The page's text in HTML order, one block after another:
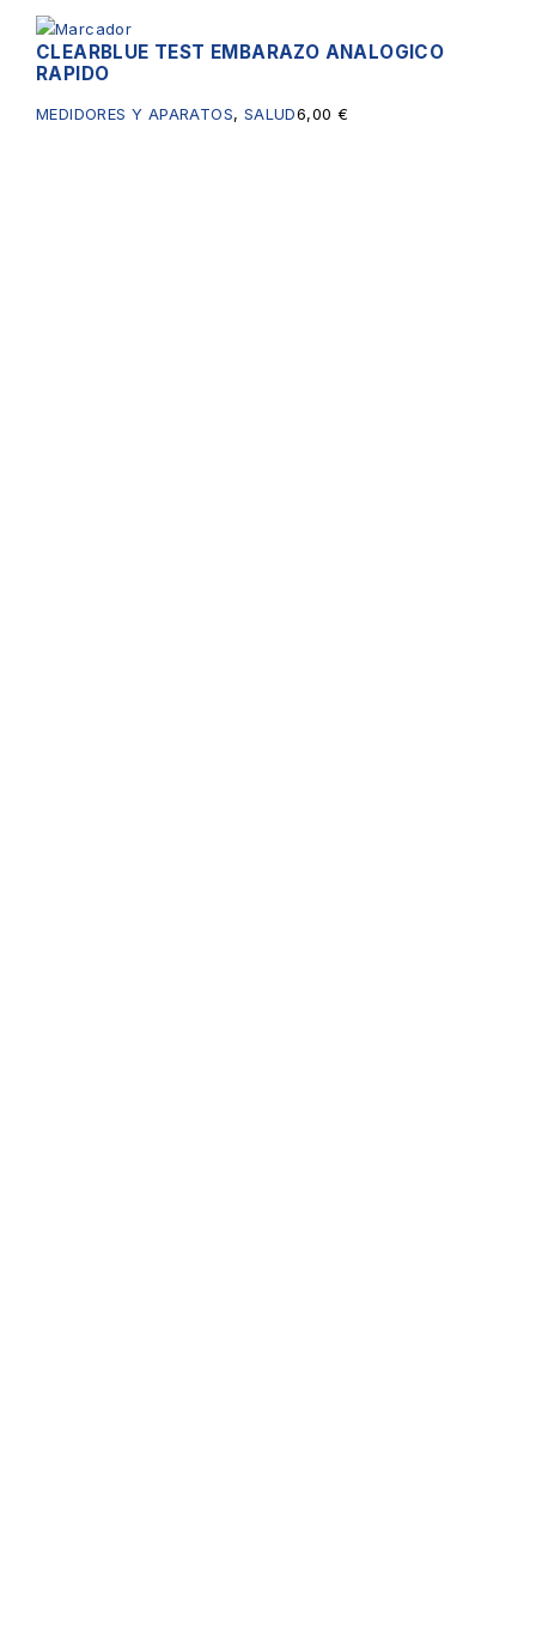
CLEARBLUE TEST EMBARAZO ANALOGICO
RAPIDO
MEDIDORES Y APARATOS, SALUD6,00 €